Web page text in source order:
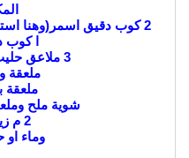
2 كوب دقيق اسمر(وهنا استخدمت نوعين كوب من كل نوع)
ا كوب
3 ملاعق حليب بودرة fat free
ملعقة
ملعقة
شوية ملح
2 م زيت زيتون
وماء